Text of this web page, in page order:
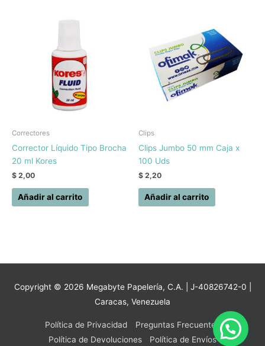
Correctores
Corrector Líquido Tipo Brocha
20 ml Kores
$ 2,00
Añadir al carrito
Clips
Clips Jumbo 50 mm Caja x
100 Uds
$ 2,20
Añadir al carrito
Copyright © 2026 Megabyte Papelería, C.A. | J-40826742-0 |
Caracas, Venezuela
Política de Privacidad
Preguntas Frecuentes
Política de Devoluciones
Política de Envíos